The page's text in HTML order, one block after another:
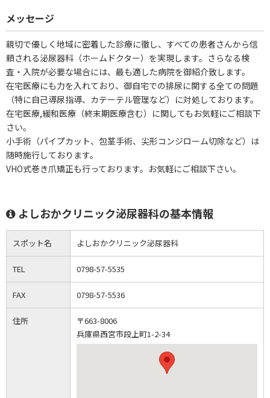
メッセージ
親切で優しく地域に密着した診療に徹し、すべての患者さんから信
頼される泌尿器科（ホームドクター）を実現します。さらなる検
査・入院が必要な場合には、最も適した病院を御紹介致します。
在宅医療にも力を入れており、御自宅での排尿に関する全ての問題
（特に自己導尿指導、カテーテル管理など）に対処しております。
在宅医療,緩和医療（終末期医療含む）に関してもお気軽にご相談下
さい。
小手術（パイプカット、包茎手術、尖形コンジローム切除など）は
随時施行しております。
VHO式巻き爪矯正も行っております。お気軽にご相談下さい。
よしおかクリニック泌尿器科の基本情報
スポット名 よしおかクリニック泌尿器科
TEL 0798-57-5535
FAX 0798-57-5536
住所
〒663-8006
兵庫県西宮市段上町1-2-34